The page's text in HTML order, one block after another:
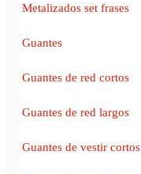
Metalizados set frases
Guantes
Guantes de red cortos
Guantes de red largos
Guantes de vestir cortos